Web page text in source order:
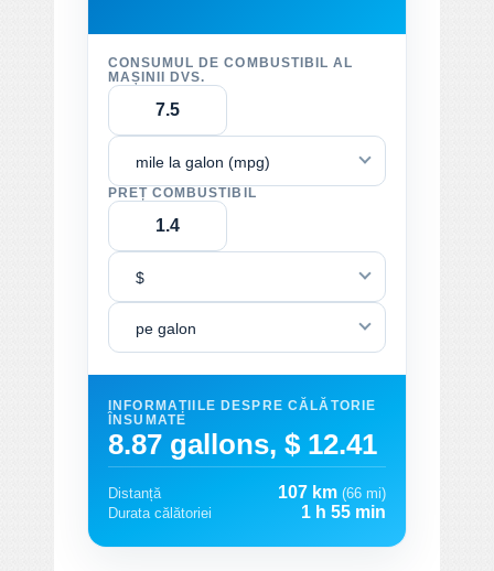
CONSUMUL DE COMBUSTIBIL AL
MAȘINII DVS.
mile la galon (mpg)
PREȚ COMBUSTIBIL
$
pe galon
INFORMAȚIILE DESPRE CĂLĂTORIE
ÎNSUMATE
8.87 gallons, $ 12.41
Distanță 107 km (66 mi)
Durata călătoriei
1 h 55 min